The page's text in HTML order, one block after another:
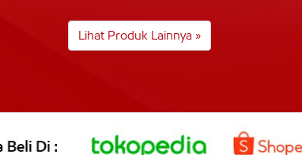
Lihat Produk Lainnya »